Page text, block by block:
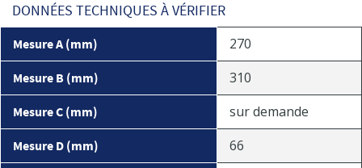
DONNÉES TECHNIQUES À VÉRIFIER
Mesure A (mm) 270
Mesure B (mm) 310
Mesure C (mm) sur demande
Mesure D (mm) 66